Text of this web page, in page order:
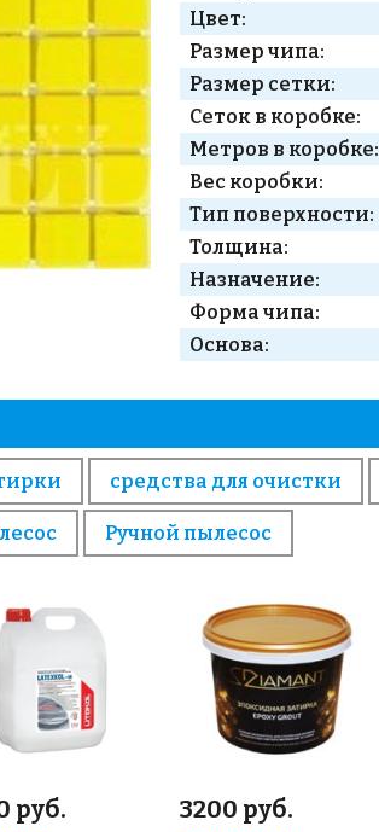
Цвет:
Размер чипа:
Размер сетки:
Сеток в коробке:
Метров в коробке:
Вес коробки:
Тип поверхности:
Толщина:
Назначение:
Форма чипа:
Основа:
средства для очистки
Ручной пылесос
руб. 3200 руб.